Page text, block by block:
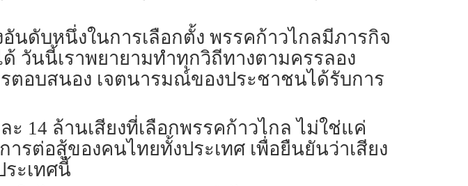
นดับหนึ่งในการเลือกตั้ง พรรคก้าวไกลมีภารกิจ
วันนี้เราพยายามทำทุกวิถีทางตามครรลอง
ตอบสนอง เจตนารมณ์ของประชาชนได้รับการ
14 ล้านเสียงที่เลือกพรรคก้าวไกล ไม่ใช่แค่
รต่อสู้ของคนไทยทั้งประเทศ เพื่อยืนยันว่าเสียง
ะเทศนี้